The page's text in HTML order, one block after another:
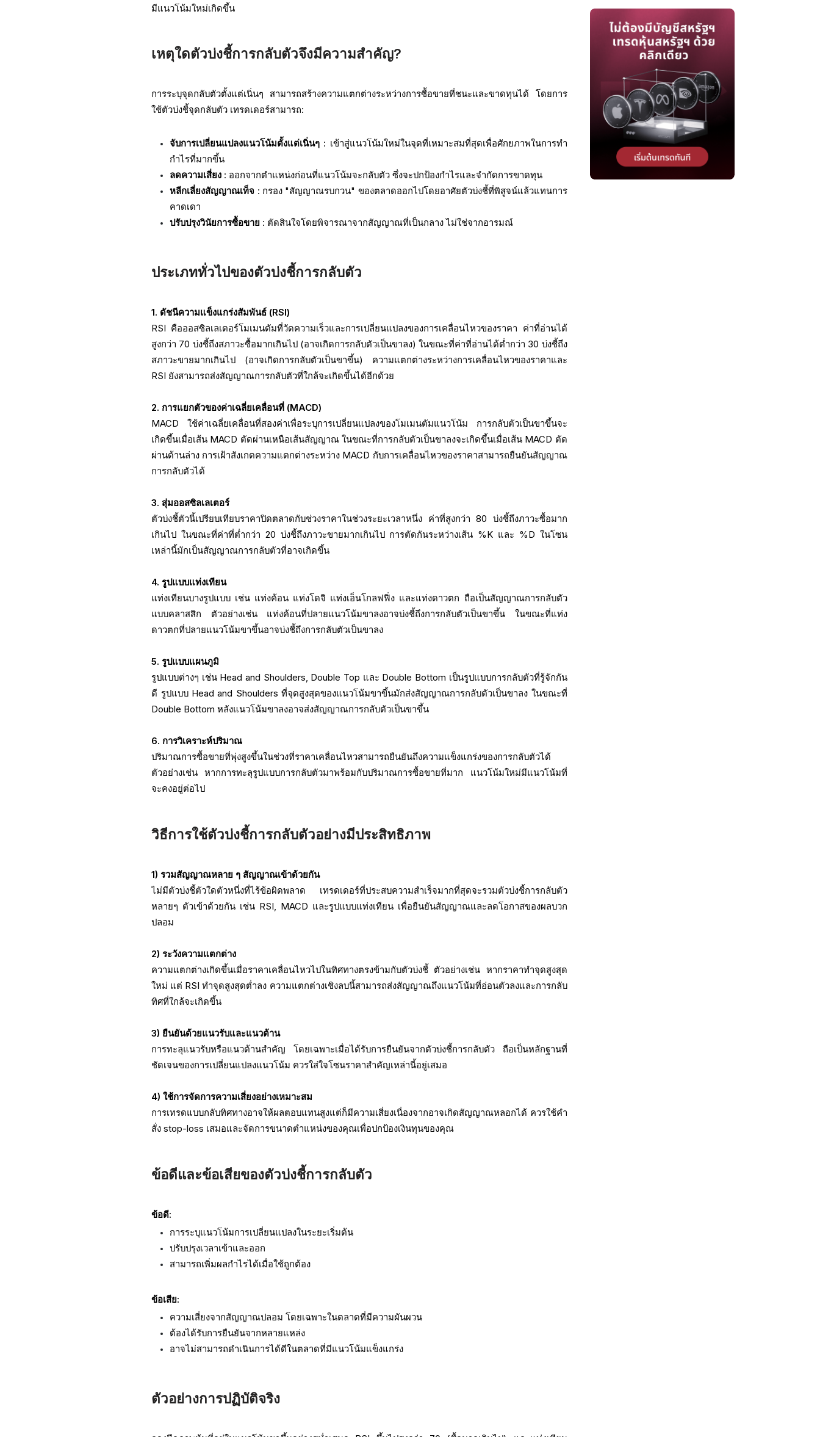
มีแนวโน้มใหม่เกิดขึ้น
เหตุใดตัวบ่งชี้การกลับตัวจึงมีความสำคัญ?
การระบุจุดกลับตัวตั้งแต่เนิ่นๆ สามารถสร้างความแตกต่างระหว่างการซื้อขายที่ชนะและขาดทุนได้ โดยการ
ใช้ตัวบ่งชี้จุดกลับตัว เทรดเดอร์สามารถ:
จับการเปลี่ยนแปลงแนวโน้มตั้งแต่เนิ่นๆ : เข้าสู่แนวโน้มใหม่ในจุดที่เหมาะสมที่สุดเพื่อศักยภาพในการทำ
กำไรที่มากขึ้น
ลดความเสี่ยง : ออกจากตำแหน่งก่อนที่แนวโน้มจะกลับตัว ซึ่งจะปกป้องกำไรและจำกัดการขาดทุน
หลีกเลี่ยงสัญญาณเท็จ : กรอง "สัญญาณรบกวน" ของตลาดออกไปโดยอาศัยตัวบ่งชี้ที่พิสูจน์แล้วแทนการ
คาดเดา
ปรับปรุงวินัยการซื้อขาย : ตัดสินใจโดยพิจารณาจากสัญญาณที่เป็นกลาง ไม่ใช่จากอารมณ์
ประเภททั่วไปของตัวบ่งชี้การกลับตัว
1. ดัชนีความแข็งแกร่งสัมพันธ์ (RSI)
RSI คือออสซิลเลเตอร์โมเมนตัมที่วัดความเร็วและการเปลี่ยนแปลงของการเคลื่อนไหวของราคา ค่าที่อ่านได้
สูงกว่า 70 บ่งชี้ถึงสภาวะซื้อมากเกินไป (อาจเกิดการกลับตัวเป็นขาลง) ในขณะที่ค่าที่อ่านได้ต่ำกว่า 30 บ่งชี้ถึง
สภาวะขายมากเกินไป (อาจเกิดการกลับตัวเป็นขาขึ้น) ความแตกต่างระหว่างการเคลื่อนไหวของราคาและ
RSI ยังสามารถส่งสัญญาณการกลับตัวที่ใกล้จะเกิดขึ้นได้อีกด้วย
2. การแยกตัวของค่าเฉลี่ยเคลื่อนที่ (MACD)
MACD ใช้ค่าเฉลี่ยเคลื่อนที่สองค่าเพื่อระบุการเปลี่ยนแปลงของโมเมนตัมแนวโน้ม การกลับตัวเป็นขาขึ้นจะ
เกิดขึ้นเมื่อเส้น MACD ตัดผ่านเหนือเส้นสัญญาณ ในขณะที่การกลับตัวเป็นขาลงจะเกิดขึ้นเมื่อเส้น MACD ตัด
ผ่านด้านล่าง การเฝ้าสังเกตความแตกต่างระหว่าง MACD กับการเคลื่อนไหวของราคาสามารถยืนยันสัญญาณ
การกลับตัวได้
3. สุ่มออสซิลเลเตอร์
ตัวบ่งชี้ตัวนี้เปรียบเทียบราคาปิดตลาดกับช่วงราคาในช่วงระยะเวลาหนึ่ง ค่าที่สูงกว่า 80 บ่งชี้ถึงภาวะซื้อมาก
เกินไป ในขณะที่ค่าที่ต่ำกว่า 20 บ่งชี้ถึงภาวะขายมากเกินไป การตัดกันระหว่างเส้น %K และ %D ในโซน
เหล่านี้มักเป็นสัญญาณการกลับตัวที่อาจเกิดขึ้น
4. รูปแบบแท่งเทียน
แท่งเทียนบางรูปแบบ เช่น แท่งค้อน แท่งโดจิ แท่งเอ็นโกลฟฟิ่ง และแท่งดาวตก ถือเป็นสัญญาณการกลับตัว
แบบคลาสสิก ตัวอย่างเช่น แท่งค้อนที่ปลายแนวโน้มขาลงอาจบ่งชี้ถึงการกลับตัวเป็นขาขึ้น ในขณะที่แท่ง
ดาวตกที่ปลายแนวโน้มขาขึ้นอาจบ่งชี้ถึงการกลับตัวเป็นขาลง
5. รูปแบบแผนภูมิ
รูปแบบต่างๆ เช่น Head and Shoulders, Double Top และ Double Bottom เป็นรูปแบบการกลับตัวที่รู้จักกัน
ดี รูปแบบ Head and Shoulders ที่จุดสูงสุดของแนวโน้มขาขึ้นมักส่งสัญญาณการกลับตัวเป็นขาลง ในขณะที่
Double Bottom หลังแนวโน้มขาลงอาจส่งสัญญาณการกลับตัวเป็นขาขึ้น
6. การวิเคราะห์ปริมาณ
ปริมาณการซื้อขายที่พุ่งสูงขึ้นในช่วงที่ราคาเคลื่อนไหวสามารถยืนยันถึงความแข็งแกร่งของการกลับตัวได้
ตัวอย่างเช่น หากการทะลุรูปแบบการกลับตัวมาพร้อมกับปริมาณการซื้อขายที่มาก แนวโน้มใหม่มีแนวโน้มที่
จะคงอยู่ต่อไป
วิธีการใช้ตัวบ่งชี้การกลับตัวอย่างมีประสิทธิภาพ
1) รวมสัญญาณหลาย ๆ สัญญาณเข้าด้วยกัน
ไม่มีตัวบ่งชี้ตัวใดตัวหนึ่งที่ไร้ข้อผิดพลาด เทรดเดอร์ที่ประสบความสำเร็จมากที่สุดจะรวมตัวบ่งชี้การกลับตัว
หลายๆ ตัวเข้าด้วยกัน เช่น RSI, MACD และรูปแบบแท่งเทียน เพื่อยืนยันสัญญาณและลดโอกาสของผลบวก
ปลอม
2) ระวังความแตกต่าง
ความแตกต่างเกิดขึ้นเมื่อราคาเคลื่อนไหวไปในทิศทางตรงข้ามกับตัวบ่งชี้ ตัวอย่างเช่น หากราคาทำจุดสูงสุด
ใหม่ แต่ RSI ทำจุดสูงสุดต่ำลง ความแตกต่างเชิงลบนี้สามารถส่งสัญญาณถึงแนวโน้มที่อ่อนตัวลงและการกลับ
ทิศที่ใกล้จะเกิดขึ้น
3) ยืนยันด้วยแนวรับและแนวต้าน
การทะลุแนวรับหรือแนวต้านสำคัญ โดยเฉพาะเมื่อได้รับการยืนยันจากตัวบ่งชี้การกลับตัว ถือเป็นหลักฐานที่
ชัดเจนของการเปลี่ยนแปลงแนวโน้ม ควรใส่ใจโซนราคาสำคัญเหล่านี้อยู่เสมอ
4) ใช้การจัดการความเสี่ยงอย่างเหมาะสม
การเทรดแบบกลับทิศทางอาจให้ผลตอบแทนสูงแต่ก็มีความเสี่ยงเนื่องจากอาจเกิดสัญญาณหลอกได้ ควรใช้คำ
สั่ง stop-loss เสมอและจัดการขนาดตำแหน่งของคุณเพื่อปกป้องเงินทุนของคุณ
ข้อดีและข้อเสียของตัวบ่งชี้การกลับตัว
ข้อดี:
การระบุแนวโน้มการเปลี่ยนแปลงในระยะเริ่มต้น
ปรับปรุงเวลาเข้าและออก
สามารถเพิ่มผลกำไรได้เมื่อใช้ถูกต้อง
ข้อเสีย:
ความเสี่ยงจากสัญญาณปลอม โดยเฉพาะในตลาดที่มีความผันผวน
ต้องได้รับการยืนยันจากหลายแหล่ง
อาจไม่สามารถดำเนินการได้ดีในตลาดที่มีแนวโน้มแข็งแกร่ง
ตัวอย่างการปฏิบัติจริง